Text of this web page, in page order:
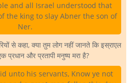
and all Israel understood that
the king to slay Abner the son of
Ner.
से कहा, क्या तुम लोग नहीं जानते कि इस्राएल
और प्रतापी मनुष्य मरा है?
unto his servants, Know ye not